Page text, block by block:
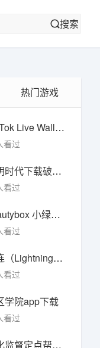
搜索
热门游戏
TikTok Live Wallpaper
看过
文明时代下载破解版无限金币最新版
看过
beautybox 小绿盒正版最新免费下载
看过
闪连（LightningX）加速器app
看过
学院app下载
看过
强化监督定点帮扶下载